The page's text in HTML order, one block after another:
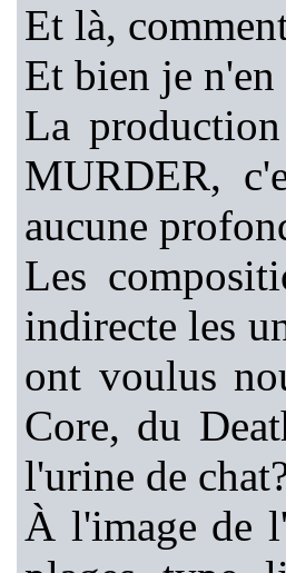
Et là,
Et bien je
La
MURDER,
aucune
Les
indirecte les
ont voulus
Core, du
l'urine de
À l'image de